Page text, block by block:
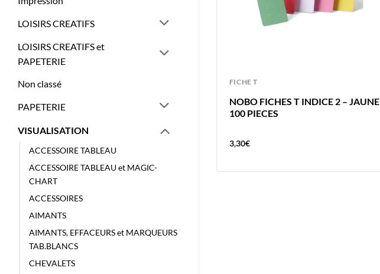
LOISIRS CREATIFS
LOISIRS CREATIFS et
PAPETERIE
Non classé
PAPETERIE
VISUALISATION
ACCESSOIRE TABLEAU
ACCESSOIRE TABLEAU et MAGIC-
CHART
ACCESSOIRES
AIMANTS
AIMANTS, EFFACEURS et MARQUEURS
TAB.BLANCS
CHEVALETS
FICHE T
NOBO FICHES T INDICE 2 – JAUNE
100 PIECES
3,30€
PORTE AFFICHES
NOBO PORTE AFFICHE 42X59CM
478 X 652 X 17 MM – A2